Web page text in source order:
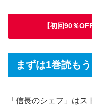
【初回90％
まずは1巻読もう
「信長のシェフ」は